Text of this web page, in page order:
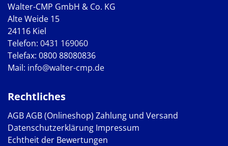
Walter-CMP GmbH & Co. KG
Alte Weide 15
24116 Kiel
Telefon: 0431 169060
Telefax: 0800 88080836
Mail: info@walter-cmp.de
Rechtliches
AGBAGB (Onlineshop) Zahlung und Versand
Datenschutzerklärung Impressum
Echtheit der Bewertungen